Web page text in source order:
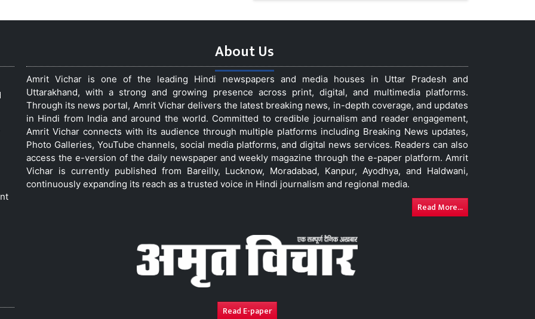
About Us
Amrit Vichar is one of the leading Hindi newspapers and media houses in Uttar Pradesh and
Uttarakhand, with a strong and growing presence across print, digital, and multimedia platforms.
Through its news portal, Amrit Vichar delivers the latest breaking news, in-depth coverage, and updates
in Hindi from India and around the world. Committed to credible journalism and reader engagement,
Amrit Vichar connects with its audience through multiple platforms including Breaking News updates,
Photo Galleries, YouTube channels, social media platforms, and digital news services. Readers can also
access the e-version of the daily newspaper and weekly magazine through the e-paper platform. Amrit
Vichar is currently published from Bareilly, Lucknow, Moradabad, Kanpur, Ayodhya, and Haldwani,
continuously expanding its reach as a trusted voice in Hindi journalism and regional media.
Read More...
Read E-paper